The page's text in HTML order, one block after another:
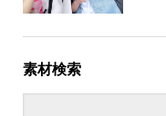
素材検索